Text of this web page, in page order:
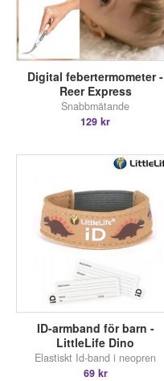
Digital febertermometer -
Reer Express
Snabbmätande
129 kr
ID-armband för barn -
LittleLife Dino
Elastiskt Id-band i neopren
69 kr